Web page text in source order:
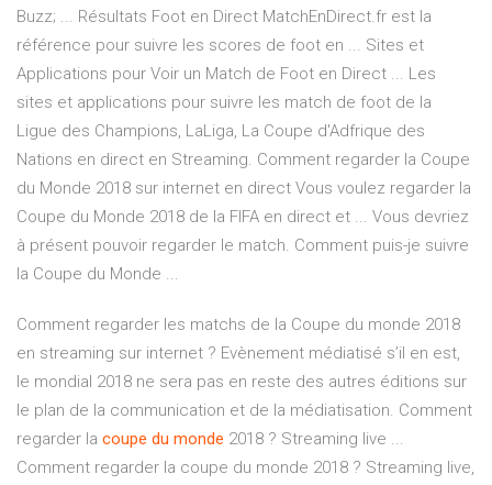
Buzz; ... Résultats Foot en Direct MatchEnDirect.fr est la
référence pour suivre les scores de foot en ... Sites et
Applications pour Voir un Match de Foot en Direct ... Les
sites et applications pour suivre les match de foot de la
Ligue des Champions, LaLiga, La Coupe d'Adfrique des
Nations en direct en Streaming. Comment regarder la Coupe
du Monde 2018 sur internet en direct Vous voulez regarder la
Coupe du Monde 2018 de la FIFA en direct et ... Vous devriez
à présent pouvoir regarder le match. Comment puis-je suivre
la Coupe du Monde ...
Comment regarder les matchs de la Coupe du monde 2018
en streaming sur internet ? Evènement médiatisé s’il en est,
le mondial 2018 ne sera pas en reste des autres éditions sur
le plan de la communication et de la médiatisation. Comment
regarder la coupe du monde 2018 ? Streaming live ...
Comment regarder la coupe du monde 2018 ? Streaming live,